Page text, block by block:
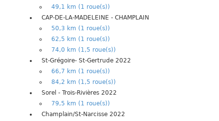
49,1 km (1 roue(s))
CAP-DE-LA-MADELEINE - CHAMPLAIN
50,3 km (1 roue(s))
62,5 km (1 roue(s))
74,0 km (1,5 roue(s))
St-Grégoire- St-Gertrude 2022
66,7 km (1 roue(s))
84,2 km (1,5 roue(s))
Sorel - Trois-Rivières 2022
79,5 km (1 roue(s))
Champlain/St-Narcisse 2022